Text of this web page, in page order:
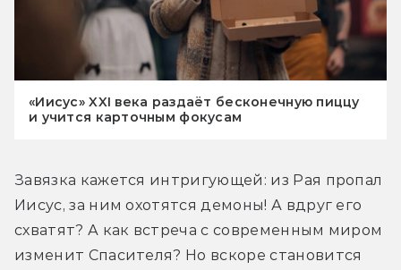
«Иисус» XXI века раздаёт бесконечную пиццу
и учится карточным фокусам
Завязка кажется интригующей: из Рая пропал
Иисус, за ним охотятся демоны! А вдруг его
схватят? А как встреча с современным миром
изменит Спасителя? Но вскоре становится